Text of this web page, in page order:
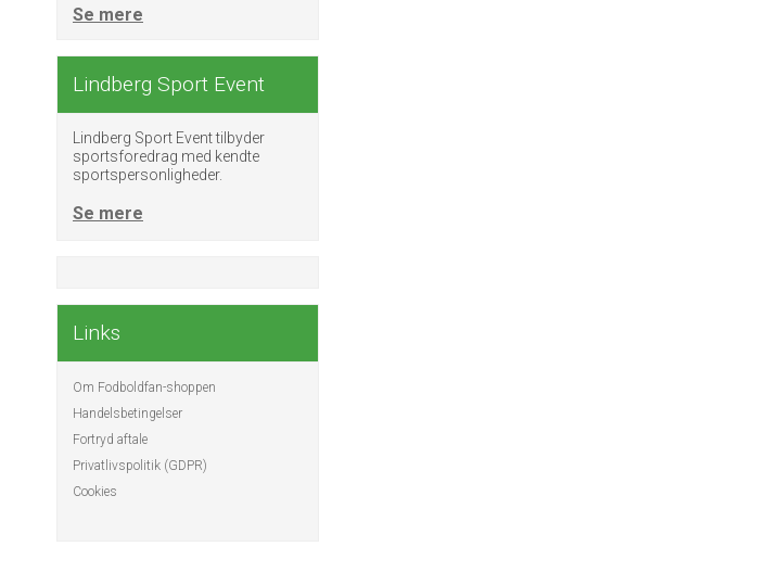
Se mere
Lindberg Sport Event
Lindberg Sport Event tilbyder
sportsforedrag med kendte
sportspersonligheder.
Se mere
Links
Om Fodboldfan-shoppen
Handelsbetingelser
Fortryd aftale
Privatlivspolitik (GDPR)
Cookies